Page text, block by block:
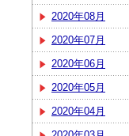
2020年08月
2020年07月
2020年06月
2020年05月
2020年04月